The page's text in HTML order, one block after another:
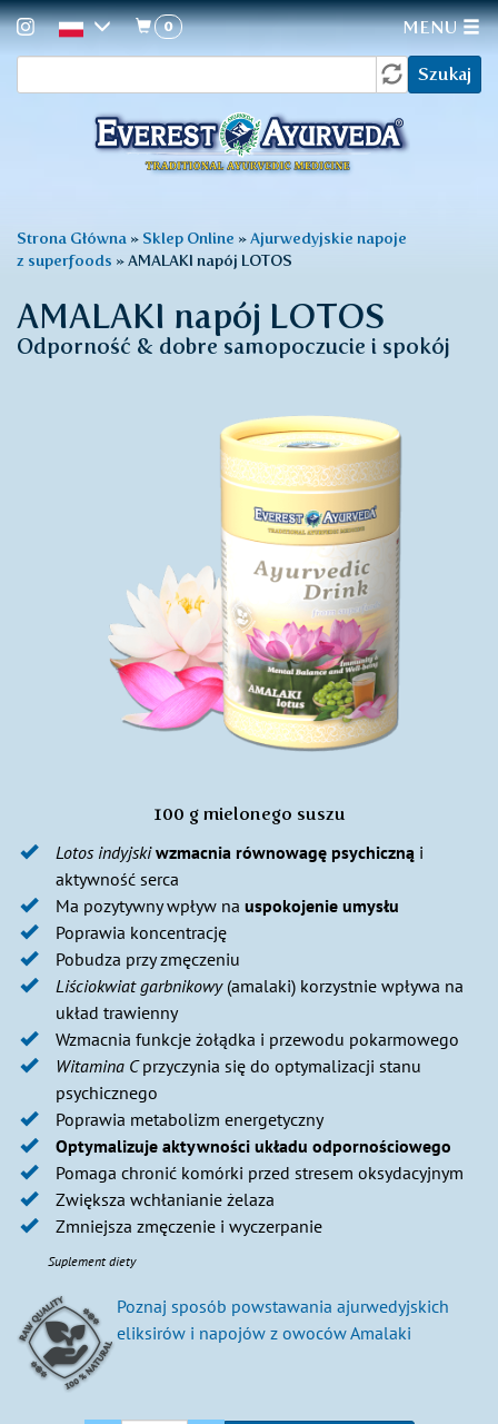
dowyszukiwania
Szukaj
0 MENU
Jesteś
tutaj
Strona Główna » Sklep Online »Ajurwedyjskie napoje
z superfoods »AMALAKI napój LOTOS
AMALAKI napój LOTOS
Odporność & dobre samopoczucie i spokój
100 g mielonego suszu
Lotos indyjskiwzmacnia równowagę psychiczną i
aktywność serca
Ma pozytywny wpływ na uspokojenie umysłu
Poprawia koncentrację
Pobudza przy zmęczeniu
Liściokwiat garbnikowy (amalaki) korzystnie wpływa na
układ trawienny
Wzmacnia funkcje żołądka i przewodu pokarmowego
Witamina Cprzyczynia się do optymalizacji stanu
psychicznego
Poprawia metabolizm energetyczny
Optymalizuje aktywności układu odpornościowego
Pomaga chronić komórki przed stresem oksydacyjnym
Zwiększa wchłanianie żelaza
Zmniejsza zmęczenie i wyczerpanie
Suplement diety
Poznaj sposób powstawania ajurwedyjskich
eliksirów i napojów z owoców Amalaki